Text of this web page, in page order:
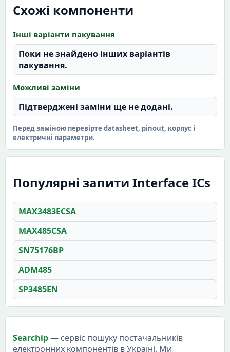
Схожі компоненти
Інші варіанти пакування
Поки не знайдено інших варіантів
пакування.
Можливі заміни
Підтверджені заміни ще не додані.
Перед заміною перевірте datasheet, pinout, корпус і
електричні параметри.
Популярні запити Interface ICs
MAX3483ECSA
MAX485CSA
SN75176BP
ADM485
SP3485EN
Searchip— сервіс пошуку постачальників
електронних компонентів в Україні. Ми